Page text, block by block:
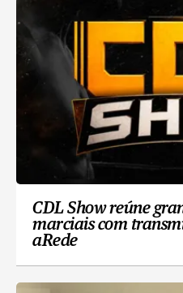
CDL Show reúne
marciais com
aRede